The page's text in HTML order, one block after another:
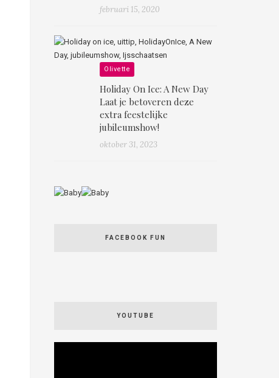
februari 15, 2020
Olivette
Holiday On Ice: A New Day
Laat je betoveren deze
extra feestelijke
jubileumshow!
oktober 31, 2023
FACEBOOK FUN
YOUTUBE